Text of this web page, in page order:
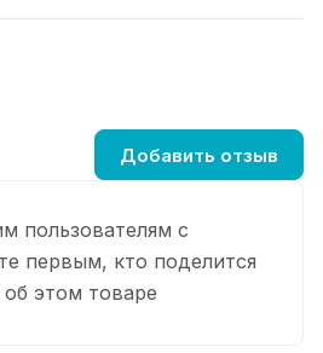
пользователям с
первым, кто поделится
этом товаре
Добавить отзыв